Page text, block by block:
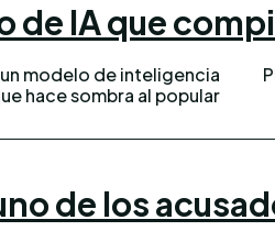
de IA que
modelo de inteligencia
hace sombra al popular
de los